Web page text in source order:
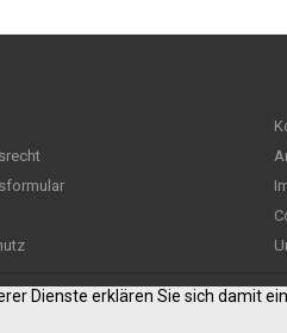
Dienste erklären Sie sich damit